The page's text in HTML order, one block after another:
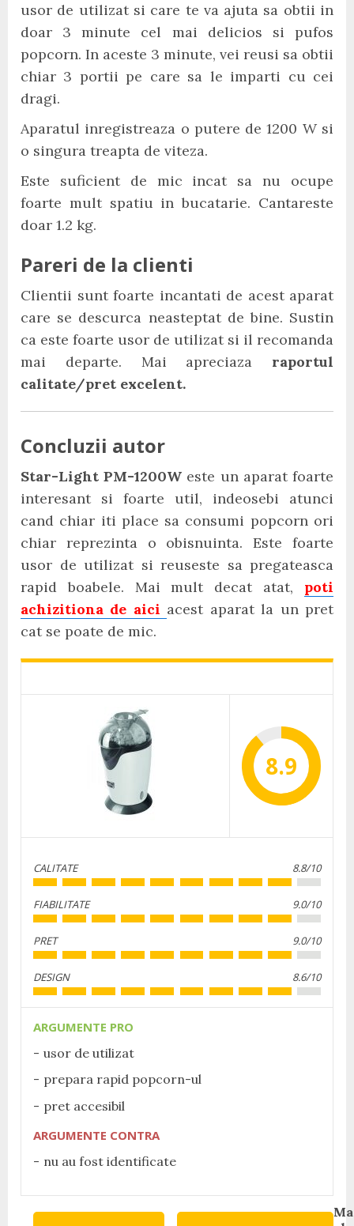
usor de utilizat si care te va ajuta sa obtii in
doar 3 minute cel mai delicios si pufos
popcorn. In aceste 3 minute, vei reusi sa obtii
chiar 3 portii pe care sa le imparti cu cei
dragi.
Aparatul inregistreaza o putere de 1200 W si
o singura treapta de viteza.
Este suficient de mic incat sa nu ocupe
foarte mult spatiu in bucatarie. Cantareste
doar 1.2 kg.
Pareri de la clienti
Clientii sunt foarte incantati de acest aparat
care se descurca neasteptat de bine. Sustin
ca este foarte usor de utilizat si il recomanda
mai departe. Mai apreciaza raportul
calitate/pret excelent.
Concluzii autor
Star-Light PM-1200W este un aparat foarte
interesant si foarte util, indeosebi atunci
cand chiar iti place sa consumi popcorn ori
chiar reprezinta o obisnuinta. Este foarte
usor de utilizat si reuseste sa pregateasca
rapid boabele. Mai mult decat atat, poti
achizitiona de aici acest aparat la un pret
cat se poate de mic.
8.9
CALITATE 8.8/10
FIABILITATE 9.0/10
PRET 9.0/10
DESIGN 8.6/10
ARGUMENTE PRO
usor de utilizat
prepara rapid popcorn-ul
pret accesibil
ARGUMENTE CONTRA
nu au fost identificate
Continue